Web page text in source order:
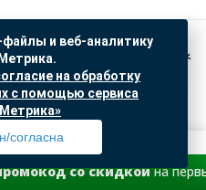
данных
Яндекс Метрика
Предложение не является публичной
на сайте ознакомительные
и веб-аналитику
на обработку
с помощью сервиса
согласна
Избранное Корзина
на первый заказ.